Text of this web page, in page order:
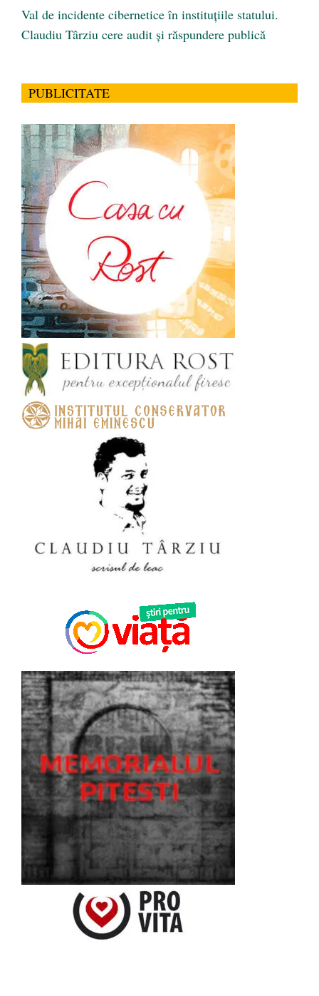
Val de incidente cibernetice în instituțiile statului.
Claudiu Târziu cere audit și răspundere publică
PUBLICITATE